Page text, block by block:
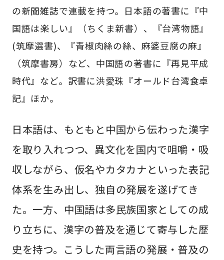
の新聞雑誌で連載を持つ。日本語の著書に『中
国語は楽しい』（ちくま新書）、『台湾物語』
(筑摩選書)、『青椒肉絲の絲、麻婆豆腐の麻』
（筑摩書房）など、中国語の著書に『再見平成
時代』など。訳書に洪愛珠『オールド台湾食卓
記』ほか。
日本語は、もともと中国から伝わった漢字
を取り入れつつ、異文化を国内で咀嚼・吸
収しながら、仮名やカタカナといった表記
体系を生み出し、独自の発展を遂げてき
た。一方、中国語は多民族国家としての成
り立ちに、漢字の普及を通じて寄与した歴
史を持つ。こうした両言語の発展・普及の